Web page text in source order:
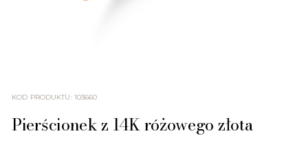
KOD PRODUKTU: 103660
Pierścionek z 14K różowego złota